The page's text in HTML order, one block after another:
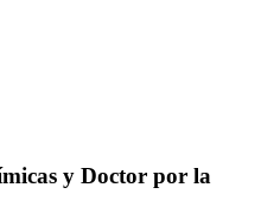
y Doctor por la